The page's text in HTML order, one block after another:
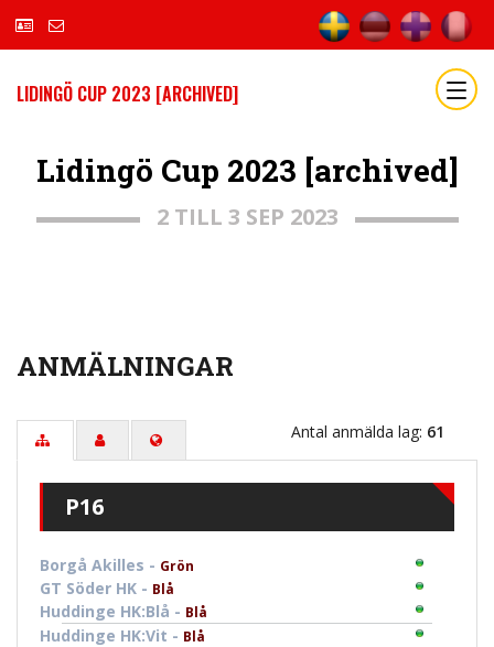
LIDINGÖ CUP 2023 [ARCHIVED]
Lidingö Cup 2023 [archived]
2 TILL 3 SEP 2023
ANMÄLNINGAR
Antal anmälda lag: 61
P16
Borgå Akilles - Grön
GT Söder HK - Blå
Huddinge HK:Blå - Blå
Huddinge HK:Vit - Blå